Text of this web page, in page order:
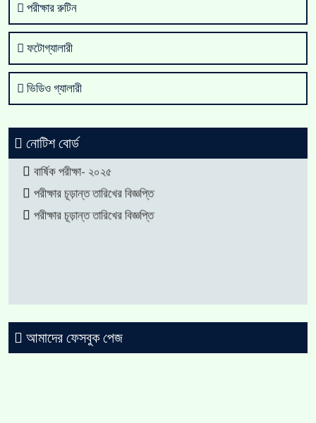
পরীক্ষার রুটিন
ফটোগ্যালারী
ভিডিও গ্যালারী
নোটিশ বোর্ড
বার্ষিক পরীক্ষা- ২০২৫
পরীক্ষার চূড়ান্ত তারিখের বিজ্ঞপ্তি
পরীক্ষার চূড়ান্ত তারিখের বিজ্ঞপ্তি
আমাদের ফেসবুক পেজ